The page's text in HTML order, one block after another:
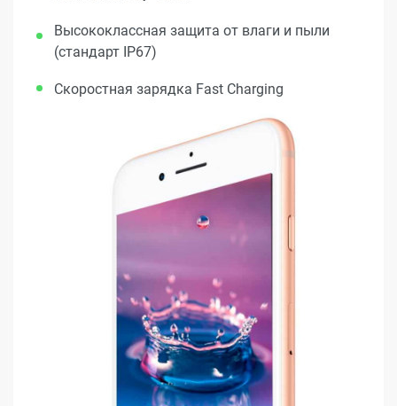
Высококлассная защита от влаги и пыли
(стандарт IP67)
Скоростная зарядка Fast Charging